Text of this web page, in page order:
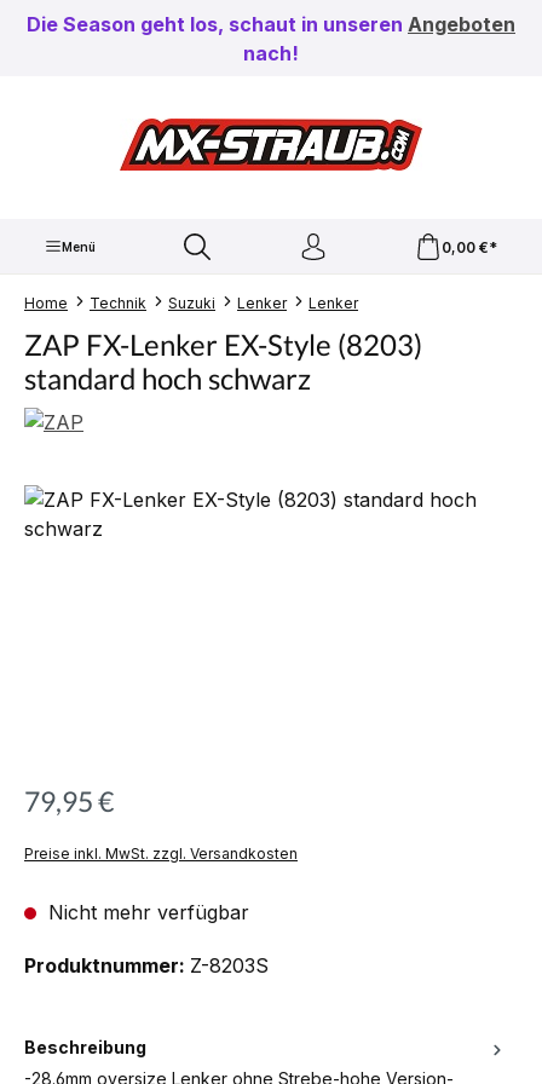
Zum Hauptinhalt springen
Die Season geht los, schaut in unseren Angeboten
nach!
Menü 0,00 €*
Home Technik Suzuki Lenker Lenker
ZAP FX-Lenker EX-Style (8203)
standard hoch schwarz
Bildergalerie überspringen
79,95 €
Preise inkl. MwSt. zzgl. Versandkosten
Nicht mehr verfügbar
Produktnummer: Z-8203S
Beschreibung
-28.6mm oversize Lenker ohne Strebe-hohe Version-